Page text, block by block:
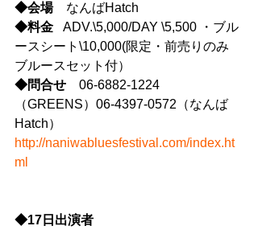
◆会場 なんばHatch
◆料金
  ADV.\5,000/DAY \5,500 ・ブル
ースシート\10,000(限定・前売りのみ
ブルースセット付）
◆問合せ 06-6882-1224
（GREENS）06-4397-0572（なんば
Hatch）
http://naniwabluesfestival.com/index.ht
ml
◆17日出演者